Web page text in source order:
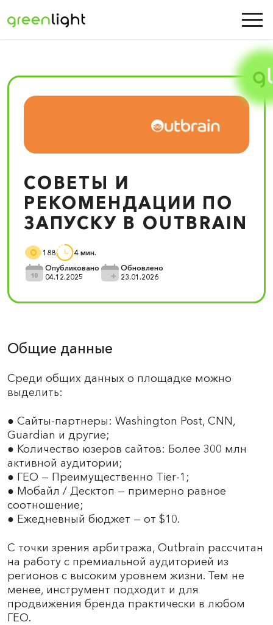
СОВЕТЫ И
РЕКОМЕНДАЦИИ ПО
ЗАПУСКУ В OUTBRAIN
188
4 мин.
Опубликовано
04.12.2025
Обновлено
23.01.2026
Общие данные
Среди общих данных о площадке можно
выделить:
● Сайты-партнеры: Washington Post, CNN,
Guardian и другие;
● Количество юзеров сайтов: Более 300 млн
активной аудитории;
● ГЕО — Преимущественно Tier-1;
● Мобайл / Десктоп — примерно равное
соотношение;
● Ежедневный бюджет — от $10.
С точки зрения арбитража, Outbrain рассчитан
на работу с премиальной аудиторией из
регионов с высоким уровнем жизни. Тем не
менее, инструмент подходит и для
продвижения бренда практически в любом
ГЕО.